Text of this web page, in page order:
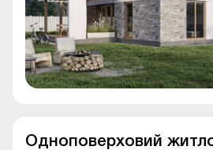
Одноповерховий